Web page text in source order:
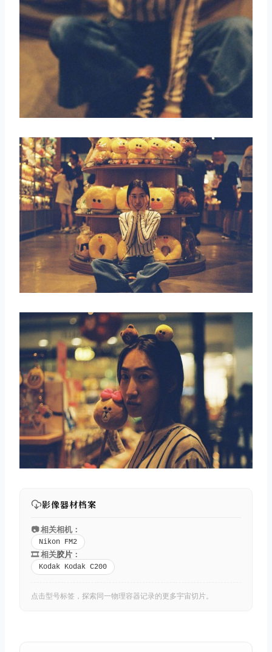
影像器材档案
📷 相关相机：
Nikon FM2
🎞️ 相关胶片 ：
Kodak Kodak C200
点击型号标签，探索同一物理容器记录的更多宇宙切片。